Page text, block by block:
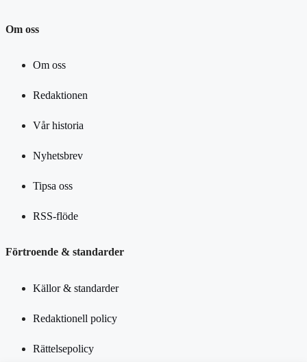
Om oss
Om oss
Redaktionen
Vår historia
Nyhetsbrev
Tipsa oss
RSS-flöde
Förtroende & standarder
Källor & standarder
Redaktionell policy
Rättelsepolicy